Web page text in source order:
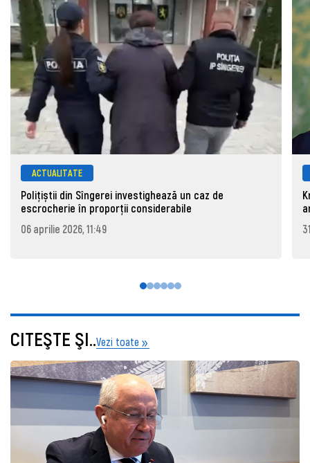
ACTUALITATE
Polițiștii din Sîngerei investighează un caz de
escrocherie în proporții considerabile
06 aprilie 2026, 11:49
CITEŞTE ŞI..Vezi toate